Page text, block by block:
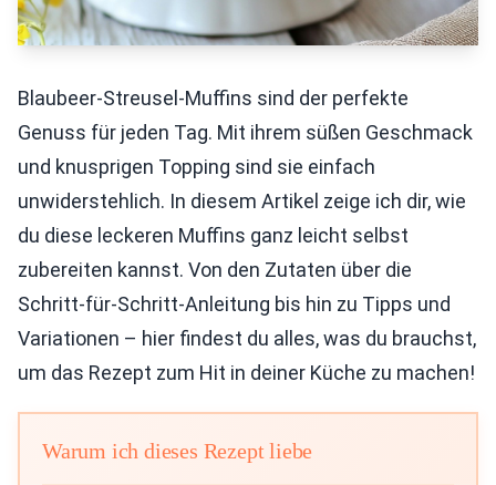
Blaubeer-Streusel-Muffins sind der perfekte
Genuss für jeden Tag. Mit ihrem süßen Geschmack
und knusprigen Topping sind sie einfach
unwiderstehlich. In diesem Artikel zeige ich dir, wie
du diese leckeren Muffins ganz leicht selbst
zubereiten kannst. Von den Zutaten über die
Schritt-für-Schritt-Anleitung bis hin zu Tipps und
Variationen – hier findest du alles, was du brauchst,
um das Rezept zum Hit in deiner Küche zu machen!
Warum ich dieses Rezept liebe